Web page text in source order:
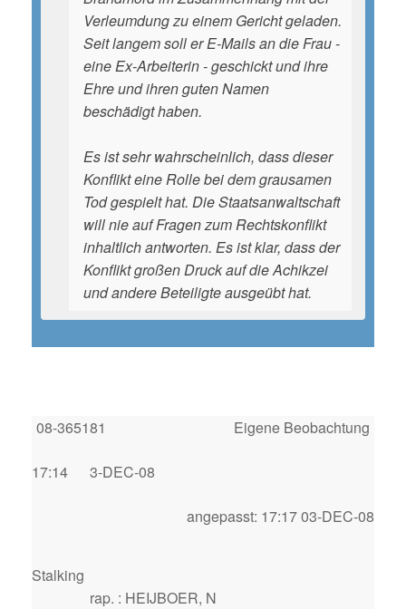
Verleumdung zu einem Gericht geladen.
Seit langem soll er E-Mails an die Frau -
eine Ex-Arbeiterin - geschickt und ihre
Ehre und ihren guten Namen
beschädigt haben.
Es ist sehr wahrscheinlich, dass dieser
Konflikt eine Rolle bei dem grausamen
Tod gespielt hat. Die Staatsanwaltschaft
will nie auf Fragen zum Rechtskonflikt
inhaltlich antworten. Es ist klar, dass der
Konflikt großen Druck auf die Achikzei
und andere Beteiligte ausgeübt hat.
08-365181 Eigene Beobachtung
17:14 3-DEC-08
angepasst: 17:17 03-DEC-08
Stalking
rap. : HEIJBOER, N